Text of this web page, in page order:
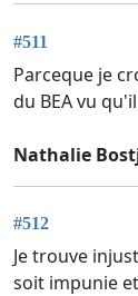
#511
Parceque je
du BEA vu
Nathalie
#512
Je trouve
soit impunie